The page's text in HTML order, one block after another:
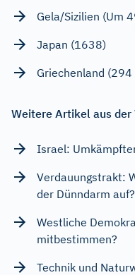
Gela/Sizilien (Um
Japan (1638)
Griechenland (294
Weitere Artikel aus
Israel:
Verdauungstrakt:
der Dünndarm auf?
Westliche
mitbestimmen?
Technik und